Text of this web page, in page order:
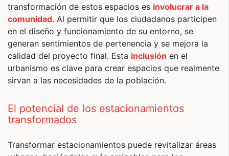
transformación de estos espacios es involucrar a la
comunidad. Al permitir que los ciudadanos participen
en el diseño y funcionamiento de su entorno, se
generan sentimientos de pertenencia y se mejora la
calidad del proyecto final. Esta inclusión en el
urbanismo es clave para crear espacios que realmente
sirvan a las necesidades de la población.
El potencial de los estacionamientos
transformados
Transformar estacionamientos puede revitalizar áreas